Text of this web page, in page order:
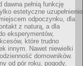
dawna pełnią funkcję
estetyczne uzupełnienie
odpoczynku, dla
z naturą, a dla
eksperymentów,
które trudno
innym. Nawet niewielki
domowników.
od pór roku, pogody,